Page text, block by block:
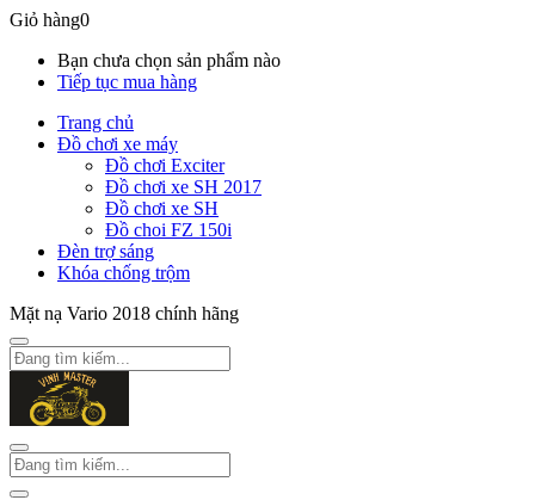
Giỏ hàng0
Bạn chưa chọn sản phẩm nào
Tiếp tục mua hàng
Trang chủ
Đồ chơi xe máy
Đồ chơi Exciter
Đồ chơi xe SH 2017
Đồ chơi xe SH
Đồ choi FZ 150i
Đèn trợ sáng
Khóa chống trộm
Mặt nạ Vario 2018 chính hãng